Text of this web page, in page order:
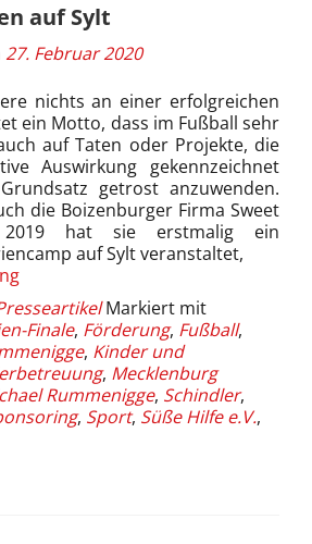
auf Sylt
27. Februar 2020
nichts an einer erfolgreichen
ein Motto, dass im Fußball sehr
auf Taten oder Projekte, die
Auswirkung gekennzeichnet
getrost anzuwenden.
die Boizenburger Firma Sweet
hat sie erstmalig ein
auf Sylt veranstaltet,
Über
Ferien
auf
Sylt
Markiert mit
Finale, Förderung, Fußball,
, Kinder und
, Mecklenburg
Rummenigge, Schindler,
, Sport, Süße Hilfe e.V.,